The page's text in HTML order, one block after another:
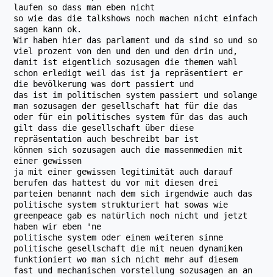
laufen so dass man eben nicht
so wie das die talkshows noch machen nicht einfach
sagen kann ok.
Wir haben hier das parlament und da sind so und so
viel prozent von den und den und den drin und,
damit ist eigentlich sozusagen die themen wahl
schon erledigt weil das ist ja repräsentiert er
die bevölkerung was dort passiert und
das ist im politischen system passiert und solange
man sozusagen der gesellschaft hat für die das
oder für ein politisches system für das das auch
gilt dass die gesellschaft über diese
repräsentation auch beschreibt bar ist
können sich sozusagen auch die massenmedien mit
einer gewissen
ja mit einer gewissen legitimität auch darauf
berufen das hattest du vor mit diesen drei
parteien benannt nach dem sich irgendwie auch das
politische system strukturiert hat sowas wie
greenpeace gab es natürlich noch nicht und jetzt
haben wir eben 'ne
politische system oder einem weiteren sinne
politische gesellschaft die mit neuen dynamiken
funktioniert wo man sich nicht mehr auf diesem
fast und mechanischen vorstellung sozusagen an an